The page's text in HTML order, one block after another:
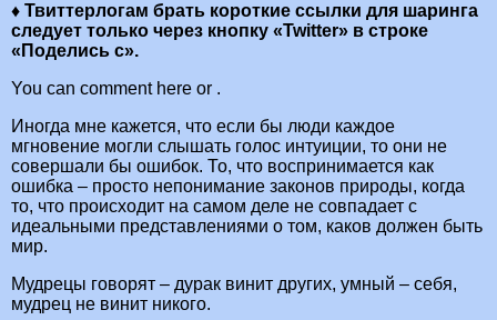
♦ Твиттерлогам брать короткие ссылки для шаринга
следует только через кнопку «Twitter» в строке
«Поделись с».
You can comment here or .
Иногда мне кажется, что если бы люди каждое
мгновение могли слышать голос интуиции, то они не
совершали бы ошибок. То, что воспринимается как
ошибка – просто непонимание законов природы, когда
то, что происходит на самом деле не совпадает с
идеальными представлениями о том, каков должен быть
мир.
Мудрецы говорят – дурак винит других, умный – себя,
мудрец не винит никого.